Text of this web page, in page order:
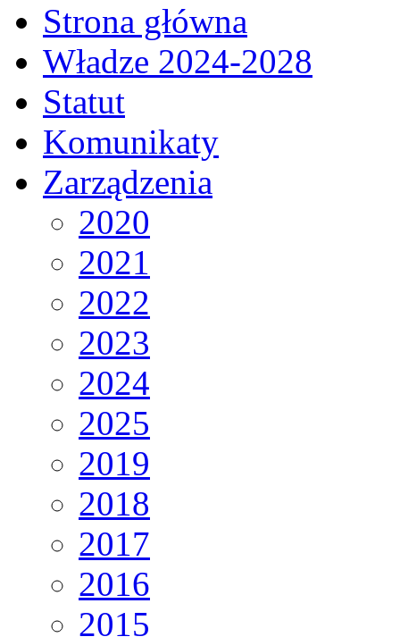
Strona główna
Władze 2024-2028
Statut
Komunikaty
Zarządzenia
2020
2021
2022
2023
2024
2025
2019
2018
2017
2016
2015